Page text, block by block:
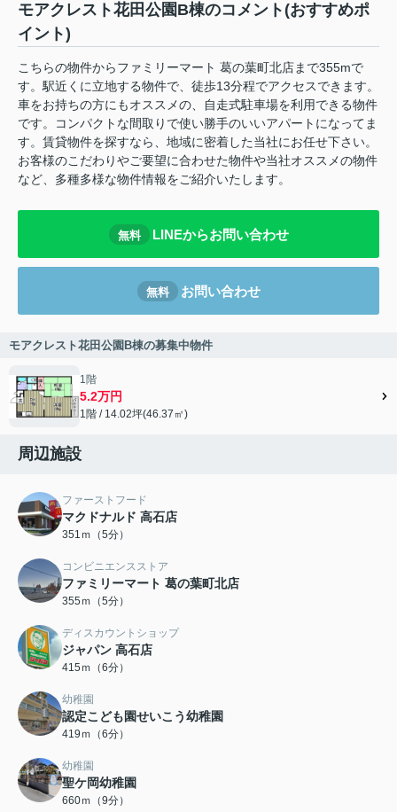
モアクレスト花田公園B棟のコメント(おすすめポ
イント)
こちらの物件からファミリーマート 葛の葉町北店まで355mで
す。駅近くに立地する物件で、徒歩13分程でアクセスできます。
車をお持ちの方にもオススメの、自走式駐車場を利用できる物件
です。コンパクトな間取りで使い勝手のいいアパートになってま
す。賃貸物件を探すなら、地域に密着した当社にお任せ下さい。
お客様のこだわりやご要望に合わせた物件や当社オススメの物件
など、多種多様な物件情報をご紹介いたします。
無料 LINEからお問い合わせ
無料 お問い合わせ
モアクレスト花田公園B棟の募集中物件
1階
5.2万円
1階 / 14.02坪(46.37㎡)
周辺施設
ファーストフード
マクドナルド 高石店
351ｍ（5分）
コンビニエンスストア
ファミリーマート 葛の葉町北店
355ｍ（5分）
ディスカウントショップ
ジャパン 高石店
415ｍ（6分）
幼稚園
認定こども園せいこう幼稚園
419ｍ（6分）
幼稚園
聖ケ岡幼稚園
660ｍ（9分）